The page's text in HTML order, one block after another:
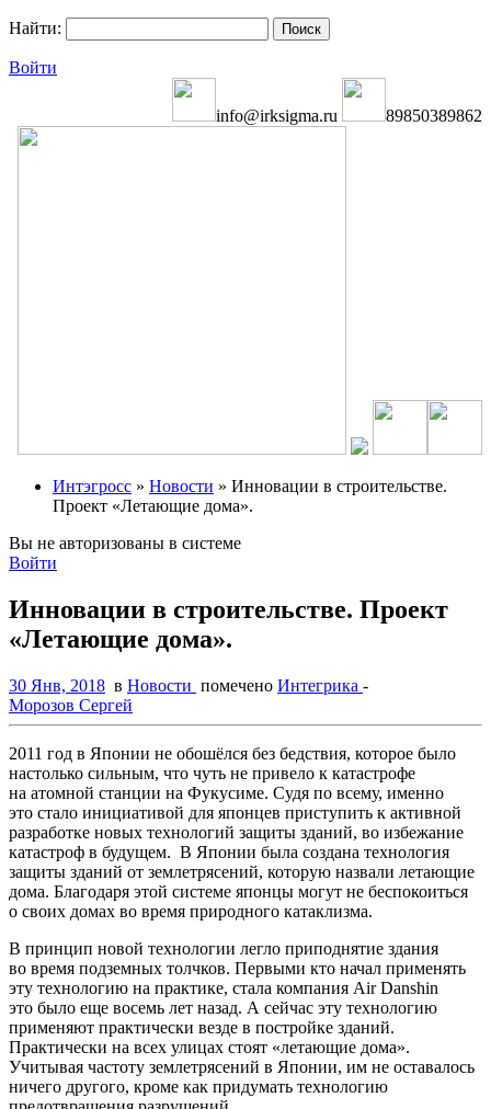
Найти:
Войти
info@irksigma.ru 89850389862
Интэгросс » Новости » Инновации в строительстве.
Проект «Летающие дома».
Вы не авторизованы в системе
Войти
Инновации в строительстве. Проект
«Летающие дома».
30 Янв, 2018 в Новости помечено Интегрика -
Морозов Сергей
2011 год в Японии не обошёлся без бедствия, которое было
настолько сильным, что чуть не привело к катастрофе
на атомной станции на Фукусиме. Судя по всему, именно
это стало инициативой для японцев приступить к активной
разработке новых технологий защиты зданий, во избежание
катастроф в будущем. В Японии была создана технология
защиты зданий от землетрясений, которую назвали летающие
дома. Благодаря этой системе японцы могут не беспокоиться
о своих домах во время природного катаклизма.
В принцип новой технологии легло приподнятие здания
во время подземных толчков. Первыми кто начал применять
эту технологию на практике, стала компания Air Danshin
это было еще восемь лет назад. А сейчас эту технологию
применяют практически везде в постройке зданий.
Практически на всех улицах стоят «летающие дома».
Учитывая частоту землетрясений в Японии, им не оставалось
ничего другого, кроме как придумать технологию